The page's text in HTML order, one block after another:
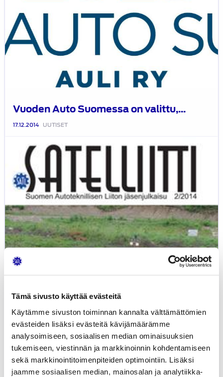
Tämä sivusto käyttää evästeitä
Käytämme sivuston toiminnan kannalta välttämättömien
evästeiden lisäksi evästeitä kävijämäärämme
analysoimiseen, sosiaalisen median ominaisuuksien
tukemiseen, viestinnän ja markkinoinnin kohdentamiseen
sekä markkinointitoimenpiteiden optimointiin. Lisäksi
jaamme sosiaalisen median, mainosalan ja analytiikka-
Vuoden Auto Suomessa on valittu,...
17.12.2014 UUTISET
jäsenlehti
Satelliitti
2/2014
ilmestyi
1.12.2014